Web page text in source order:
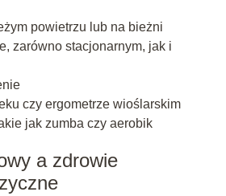
powietrzu lub na bieżni
zarówno stacjonarnym, jak i
czy ergometrze wioślarskim
jak zumba czy aerobik
a zdrowie